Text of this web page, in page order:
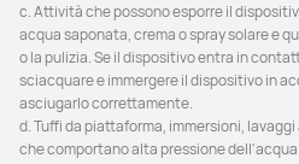
c. Attività che possono esporre il
acqua saponata, crema o spray solare e
o la pulizia. Se il dispositivo entra in
sciacquare e immergere il dispositivo in
asciugarlo correttamente.
d. Tuffi da piattaforma, immersioni,
che comportano alta pressione